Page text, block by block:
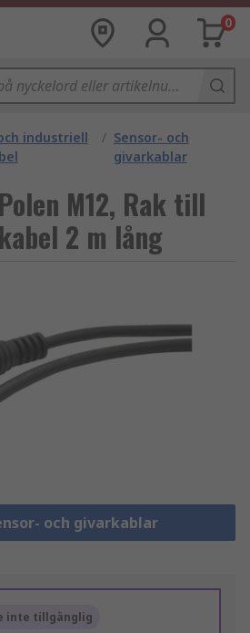
0
industriell
/ Sensor- och
givarkablar
M12, Rak till
2 m lång
och givarkablar
inte tillgänglig